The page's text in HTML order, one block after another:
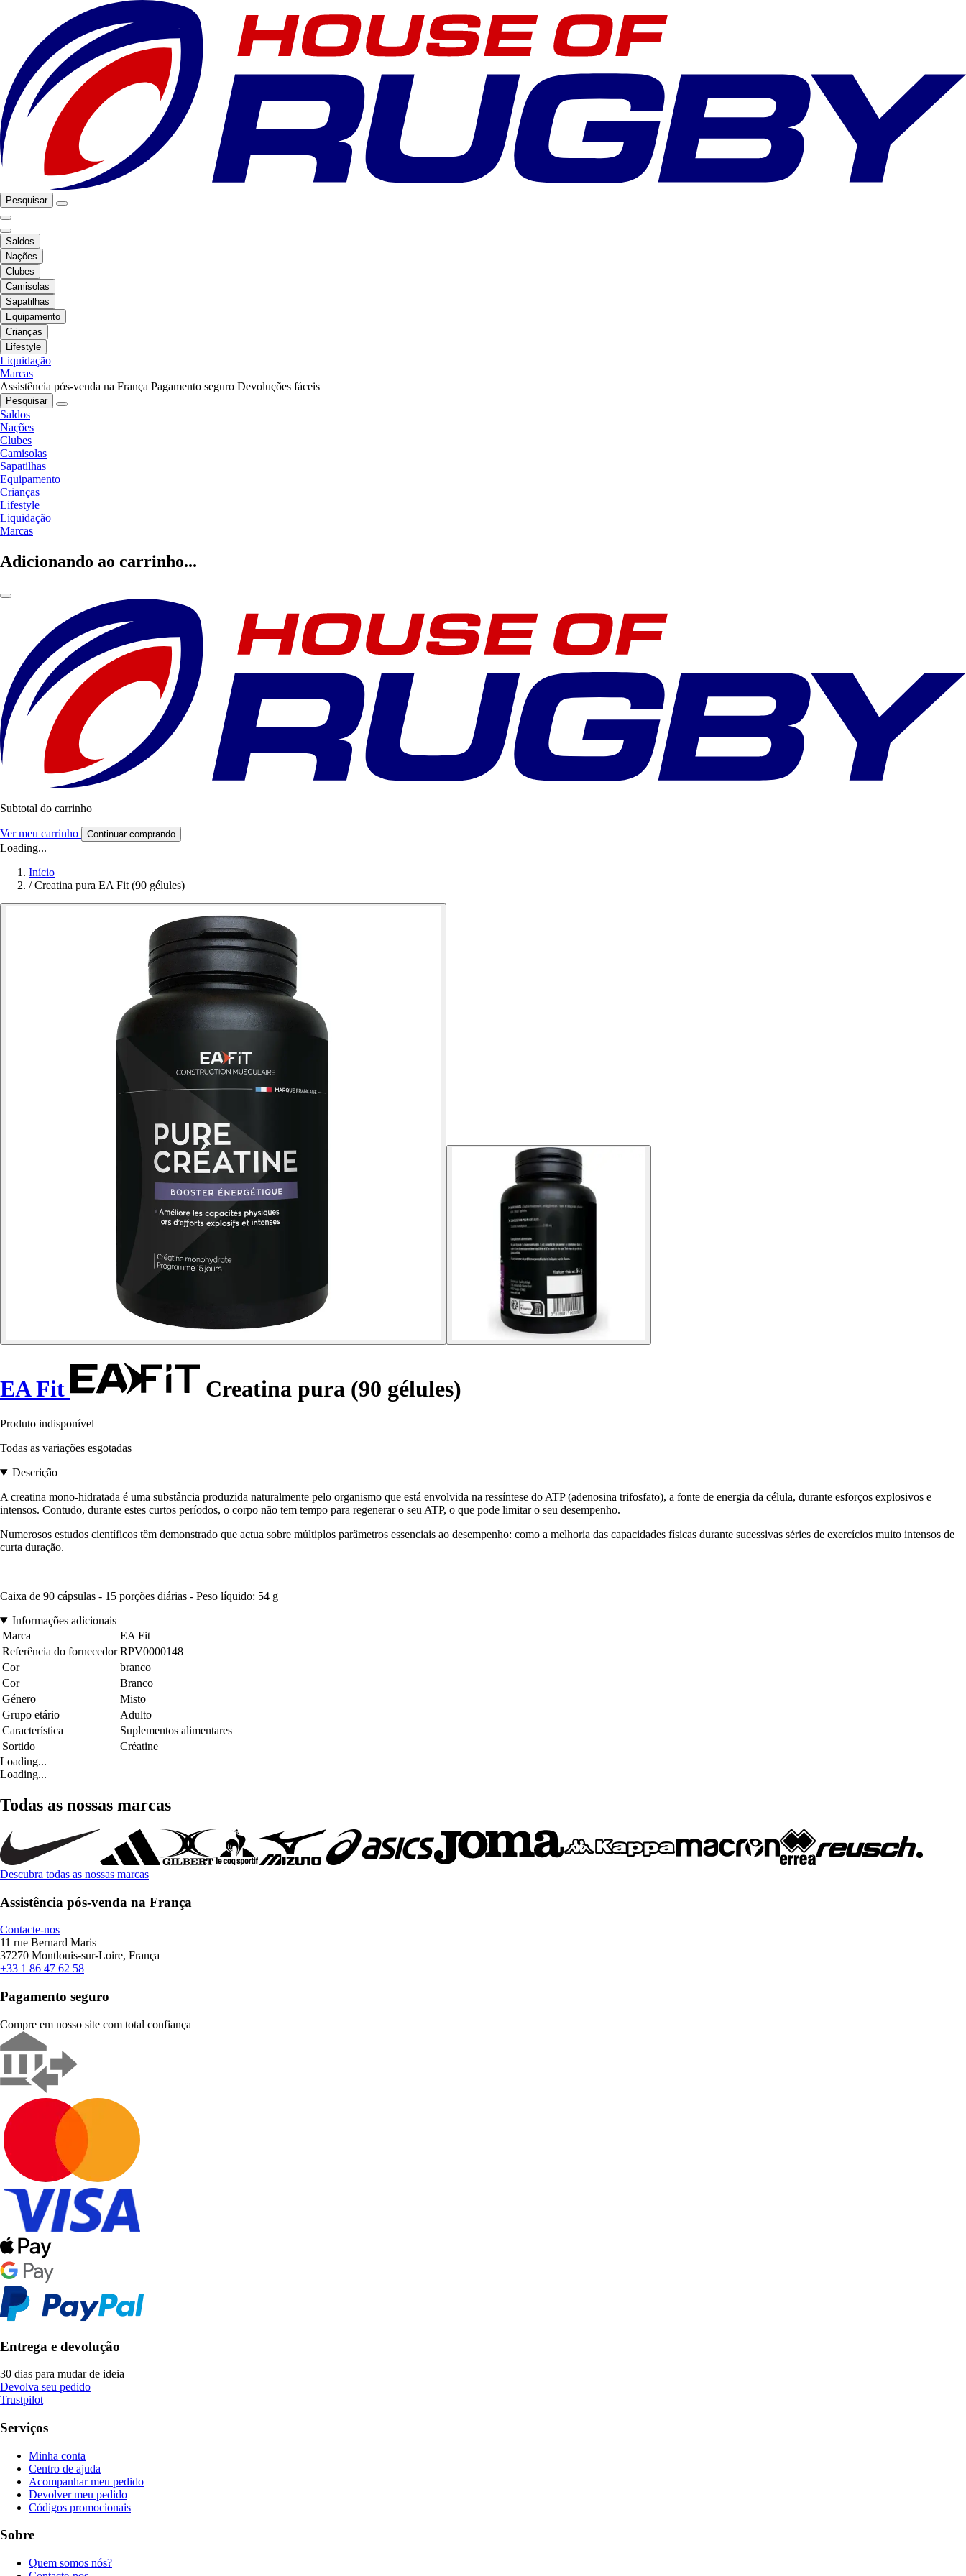
Pesquisar
Saldos
Nações
Clubes
Camisolas
Sapatilhas
Equipamento
Crianças
Lifestyle
Liquidação
Marcas
Assistência pós-venda na França Pagamento seguro Devoluções fáceis
Pesquisar
Saldos
Nações
Clubes
Camisolas
Sapatilhas
Equipamento
Crianças
Lifestyle
Liquidação
Marcas
Adicionando ao carrinho...
Subtotal do carrinho
Ver meu carrinho Continuar comprando
Loading...
Início
/ Creatina pura EA Fit (90 gélules)
EA Fit Creatina pura (90 gélules)
Produto indisponível
Todas as variações esgotadas
Descrição
A creatina mono-hidratada é uma substância produzida naturalmente pelo organismo que está envolvida na ressíntese do ATP (adenosina trifosfato), a fonte de energia da célula, durante esforços explosivos e
intensos. Contudo, durante estes curtos períodos, o corpo não tem tempo para regenerar o seu ATP, o que pode limitar o seu desempenho.
Numerosos estudos científicos têm demonstrado que actua sobre múltiplos parâmetros essenciais ao desempenho: como a melhoria das capacidades físicas durante sucessivas séries de exercícios muito intensos de
curta duração.
Caixa de 90 cápsulas - 15 porções diárias - Peso líquido: 54 g
Informações adicionais
Marca
EA Fit
Referência do fornecedor RPV0000148
Cor
branco
Cor
Branco
Género
Misto
Grupo etário
Adulto
Característica
Suplementos alimentares
Sortido
Créatine
Loading...
Loading...
Todas as nossas marcas
Descubra todas as nossas marcas
Assistência pós-venda na França
Contacte-nos
11 rue Bernard Maris
37270 Montlouis-sur-Loire, França
+33 1 86 47 62 58
Pagamento seguro
Compre em nosso site com total confiança
Entrega e devolução
30 dias para mudar de ideia
Devolva seu pedido
Trustpilot
Serviços
Minha conta
Centro de ajuda
Acompanhar meu pedido
Devolver meu pedido
Códigos promocionais
Sobre
Quem somos nós?